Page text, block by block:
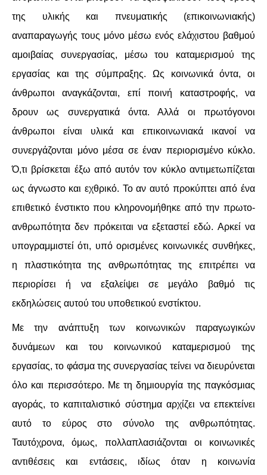
της υλικής και πνευματικής (επικοινωνιακής)
αναπαραγωγής τους μόνο μέσω ενός ελάχιστου βαθμού
αμοιβαίας συνεργασίας, μέσω του καταμερισμού της
εργασίας και της σύμπραξης. Ως κοινωνικά όντα, οι
άνθρωποι αναγκάζονται, επί ποινή καταστροφής, να
δρουν ως συνεργατικά όντα. Αλλά οι πρωτόγονοι
άνθρωποι είναι υλικά και επικοινωνιακά ικανοί να
συνεργάζονται μόνο μέσα σε έναν περιορισμένο κύκλο.
Ό,τι βρίσκεται έξω από αυτόν τον κύκλο αντιμετωπίζεται
ως άγνωστο και εχθρικό. Το αν αυτό προκύπτει από ένα
επιθετικό ένστικτο που κληρονομήθηκε από την πρωτο-
ανθρωπότητα δεν πρόκειται να εξεταστεί εδώ. Αρκεί να
υπογραμμιστεί ότι, υπό ορισμένες κοινωνικές συνθήκες,
η πλαστικότητα της ανθρωπότητας της επιτρέπει να
περιορίσει ή να εξαλείψει σε μεγάλο βαθμό τις
εκδηλώσεις αυτού του υποθετικού ενστίκτου.
Με την ανάπτυξη των κοινωνικών παραγωγικών
δυνάμεων και του κοινωνικού καταμερισμού της
εργασίας, το φάσμα της συνεργασίας τείνει να διευρύνεται
όλο και περισσότερο. Με τη δημιουργία της παγκόσμιας
αγοράς, το καπιταλιστικό σύστημα αρχίζει να επεκτείνει
αυτό το εύρος στο σύνολο της ανθρωπότητας.
Ταυτόχρονα, όμως, πολλαπλασιάζονται οι κοινωνικές
αντιθέσεις και εντάσεις, ιδίως όταν η κοινωνία